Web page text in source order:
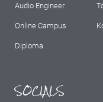
Audio Engineer
Online Campus
Diploma
SOCIALS